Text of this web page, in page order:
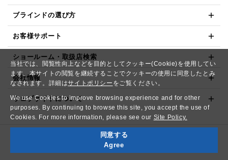
当社では、閲覧性向上などを目的としてクッキー(Cookie)を使用してい
ます。本サイトの閲覧を継続することでクッキーの使用に同意したとみ
なされます。詳細はサイトポリシー をご覧ください。
We use Cookies to improve browsing experience and for other
purposes. By continuing to browse this site, you accept the use of
Cookies. For more information, please see our Site Policy.
同意する
Agree
ブラインドの選び方
お客様サポート
ショールーム・取扱店検索
会社情報
ウェブサイトについて
Copyright© NICHIBEI CO.,LTD. All Rights Reserved.